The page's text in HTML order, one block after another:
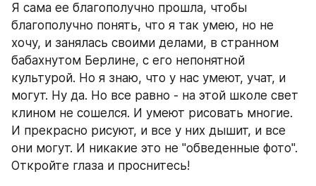
Я сама ее благополучно прошла, чтобы
благополучно понять, что я так умею, но не
хочу, и занялась своими делами, в странном
бабахнутом Берлине, с его непонятной
культурой. Но я знаю, что у нас умеют, учат, и
могут. Ну да. Но все равно - на этой школе свет
клином не сошелся. И умеют рисовать многие.
И прекрасно рисуют, и все у них дышит, и все
они могут. И никакие это не "обведенные фото".
Откройте глаза и проснитесь!